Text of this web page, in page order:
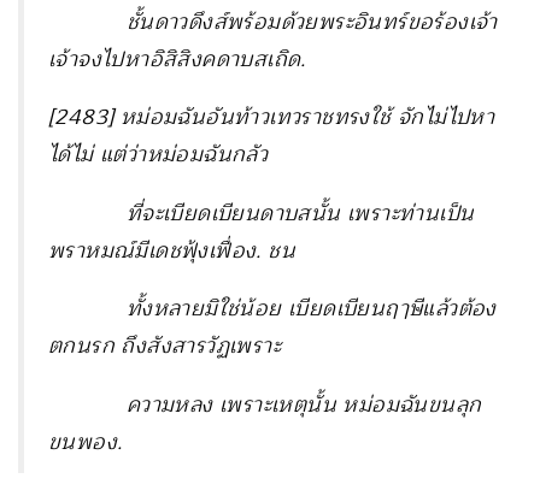
ชั้นดาวดึงส์พร้อมด้วยพระอินทร์ขอร้องเจ้า
เจ้าจงไปหาอิสิสิงคดาบสเถิด.
[2483] หม่อมฉันอันท้าวเทวราชทรงใช้ จักไม่ไปหา
ได้ไม่ แต่ว่าหม่อมฉันกลัว
ที่จะเบียดเบียนดาบสนั้น เพราะท่านเป็น
พราหมณ์มีเดชฟุ้งเฟื่อง. ชน
ทั้งหลายมิใช่น้อย เบียดเบียนฤๅษีแล้วต้อง
ตกนรก ถึงสังสารวัฏเพราะ
ความหลง เพราะเหตุนั้น หม่อมฉันขนลุก
ขนพอง.